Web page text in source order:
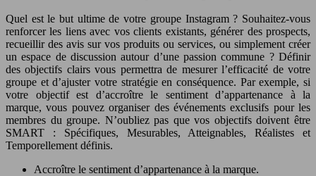
Quel est le but ultime de votre groupe Instagram ? Souhaitez-vous
renforcer les liens avec vos clients existants, générer des prospects,
recueillir des avis sur vos produits ou services, ou simplement créer
un espace de discussion autour d’une passion commune ? Définir
des objectifs clairs vous permettra de mesurer l’efficacité de votre
groupe et d’ajuster votre stratégie en conséquence. Par exemple, si
votre objectif est d’accroître le sentiment d’appartenance à la
marque, vous pouvez organiser des événements exclusifs pour les
membres du groupe. N’oubliez pas que vos objectifs doivent être
SMART : Spécifiques, Mesurables, Atteignables, Réalistes et
Temporellement définis.
Accroître le sentiment d’appartenance à la marque.